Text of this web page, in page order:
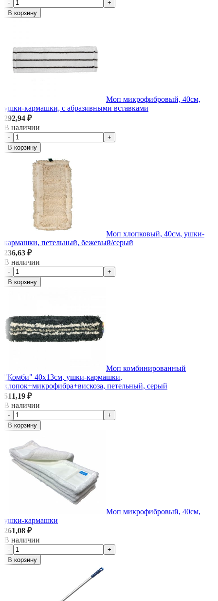
-
+
В корзину
Моп микрофибровый, 40см,
ушки-кармашки, с абразивными вставками
292,94 ₽
В наличии
-
+
В корзину
Моп хлопковый, 40см, ушки-
кармашки, петельный, бежевый/серый
236,63 ₽
В наличии
-
+
В корзину
Моп комбинированный
"Комби" 40х13см, ушки-кармашки,
хлопок+микрофибра+вискоза, петельный, серый
511,19 ₽
В наличии
-
+
В корзину
Моп микрофибровый, 40см,
ушки-кармашки
261,08 ₽
В наличии
-
+
В корзину